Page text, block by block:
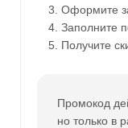
Оформите
Заполните
Получите
Промокод
но только в